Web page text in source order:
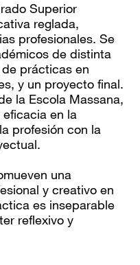
Superior
reglada,
profesionales. Se
de distinta
prácticas en
y un proyecto final.
la Escola Massana,
en la
profesión con la
una
y creativo en
es inseparable
reflexivo y